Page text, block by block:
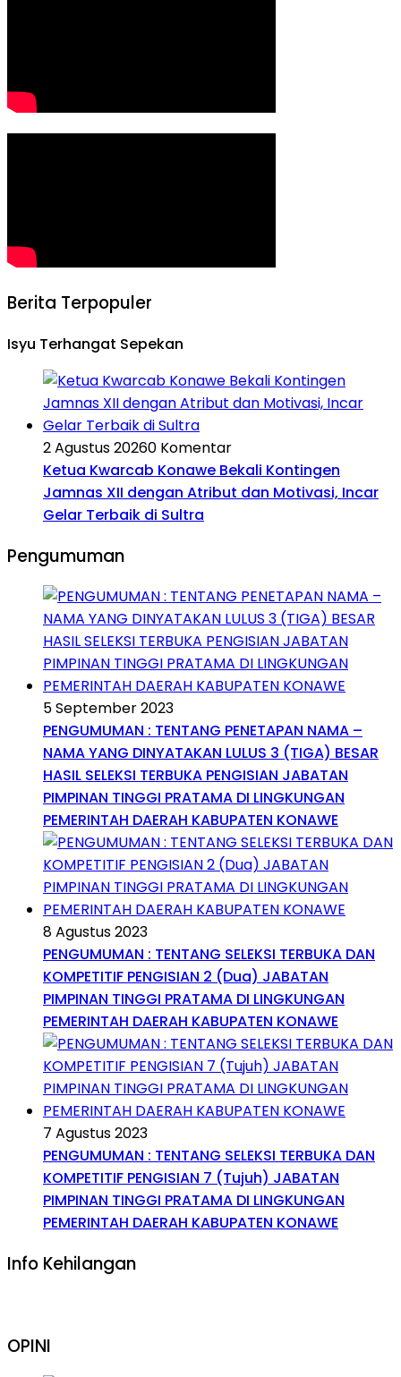
Berita Terpopuler
Isyu Terhangat Sepekan
2 Agustus 20260 Komentar
Ketua Kwarcab Konawe Bekali Kontingen
Jamnas XII dengan Atribut dan Motivasi, Incar
Gelar Terbaik di Sultra
Pengumuman
5 September 2023
PENGUMUMAN : TENTANG PENETAPAN NAMA –
NAMA YANG DINYATAKAN LULUS 3 (TIGA) BESAR
HASIL SELEKSI TERBUKA PENGISIAN JABATAN
PIMPINAN TINGGI PRATAMA DI LINGKUNGAN
PEMERINTAH DAERAH KABUPATEN KONAWE
8 Agustus 2023
PENGUMUMAN : TENTANG SELEKSI TERBUKA DAN
KOMPETITIF PENGISIAN 2 (Dua) JABATAN
PIMPINAN TINGGI PRATAMA DI LINGKUNGAN
PEMERINTAH DAERAH KABUPATEN KONAWE
7 Agustus 2023
PENGUMUMAN : TENTANG SELEKSI TERBUKA DAN
KOMPETITIF PENGISIAN 7 (Tujuh) JABATAN
PIMPINAN TINGGI PRATAMA DI LINGKUNGAN
PEMERINTAH DAERAH KABUPATEN KONAWE
Info Kehilangan
OPINI